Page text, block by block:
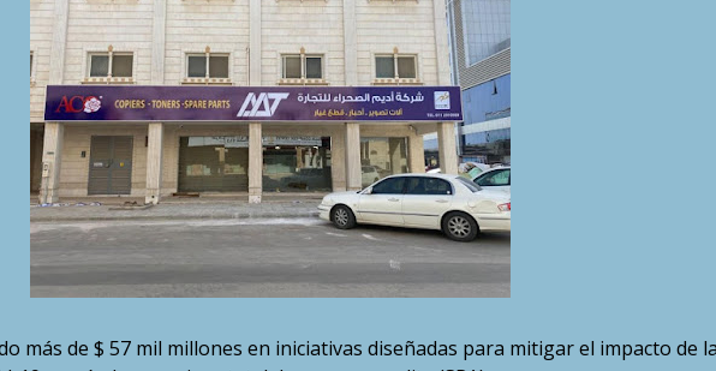
más de $ 57 mil millones en iniciativas diseñadas para mitigar el impacto de